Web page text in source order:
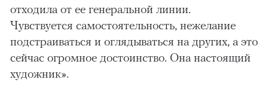
отходила от ее генеральной линии.
Чувствуется самостоятельность, нежелание
подстраиваться и оглядываться на других, а это
сейчас огромное достоинство. Она настоящий
художник».